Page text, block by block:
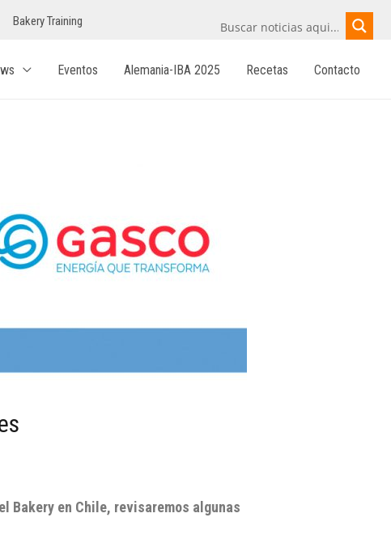
Bakery Training
Eventos Alemania-IBA 2025 Recetas Contacto
Bakery en Chile, revisaremos algunas